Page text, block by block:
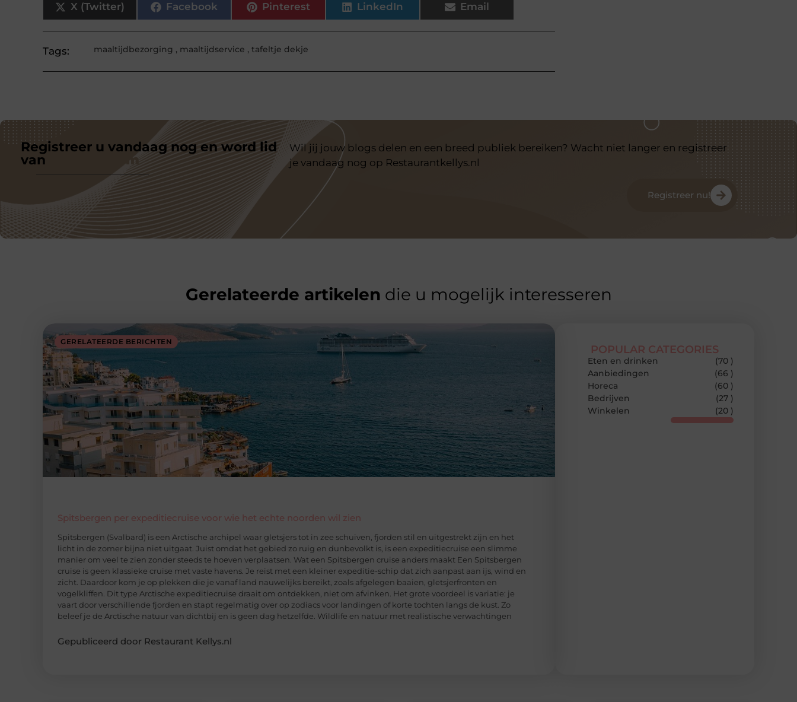
X (Twitter) Facebook Pinterest LinkedIn Email
Tags: maaltijdbezorging , maaltijdservice ,tafeltje dekje
Registreer u vandaag nog en word lid
van
Wil jij jouw blogs delen en een breed publiek bereiken? Wacht niet langer en registreer
je vandaag nog op Restaurantkellys.nl
Registreer nu!
Gerelateerde artikelen die u mogelijk interesseren
GERELATEERDE BERICHTEN
Spitsbergen per expeditiecruise voor wie het echte noorden wil zien
Spitsbergen (Svalbard) is een Arctische archipel waar gletsjers tot in zee schuiven, fjorden stil en uitgestrekt zijn en het
licht in de zomer bijna niet uitgaat. Juist omdat het gebied zo ruig en dunbevolkt is, is een expeditiecruise een slimme
manier om veel te zien zonder steeds te hoeven verplaatsen. Wat een Spitsbergen cruise anders maakt Een Spitsbergen
cruise is geen klassieke cruise met vaste havens. Je reist met een kleiner expeditie-schip dat zich aanpast aan ijs, wind en
zicht. Daardoor kom je op plekken die je vanaf land nauwelijks bereikt, zoals afgelegen baaien, gletsjerfronten en
vogelkliffen. Dit type Arctische expeditiecruise draait om ontdekken, niet om afvinken. Het grote voordeel is variatie: je
vaart door verschillende fjorden en stapt regelmatig over op zodiacs voor landingen of korte tochten langs de kust. Zo
beleef je de Arctische natuur van dichtbij en is geen dag hetzelfde. Wildlife en natuur met realistische verwachtingen
Gepubliceerd door Restaurant Kellys.nl
POPULAR CATEGORIES
Eten en drinken
(70 )
Aanbiedingen
(66 )
Horeca
(60 )
Bedrijven
(27 )
Winkelen
(20 )